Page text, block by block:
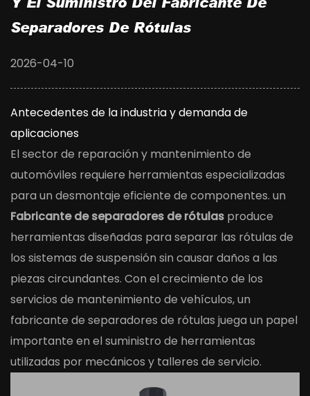
Separadores De Rótulas
2026-04-10
Antecedentes de la industria y demanda de
aplicaciones
El sector de reparación y mantenimiento de
automóviles requiere herramientas especializadas
para un desmontaje eficiente de componentes. un
Fabricante de separadores de rótulas produce
herramientas diseñadas para separar las rótulas de
los sistemas de suspensión sin causar daños a las
piezas circundantes. Con el crecimiento de los
servicios de mantenimiento de vehículos, un
fabricante de separadores de rótulas juega un papel
importante en el suministro de herramientas
utilizadas por mecánicos y talleres de servicio.